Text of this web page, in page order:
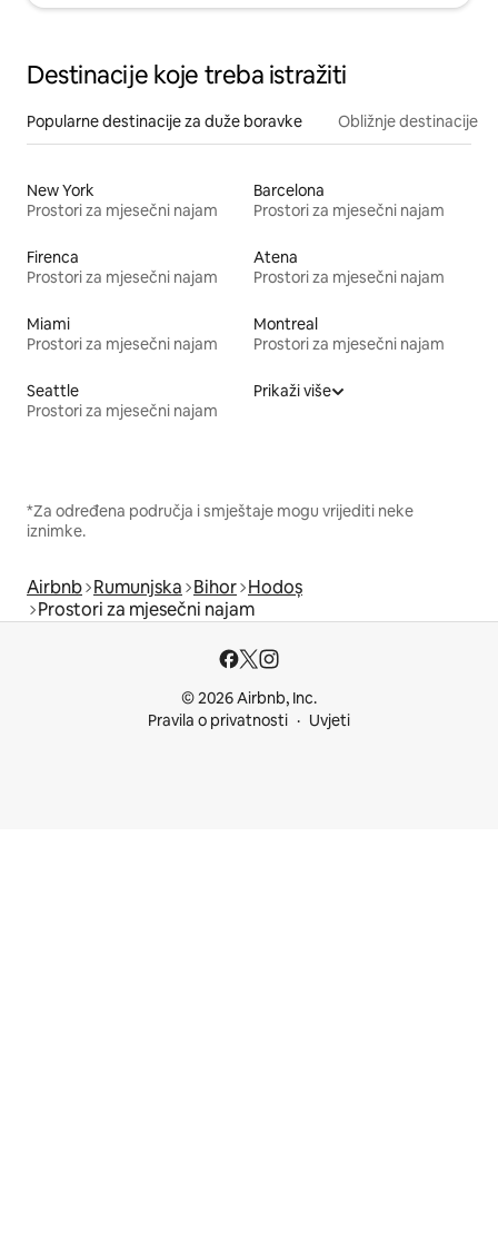
Destinacije koje treba istražiti
Popularne destinacije za duže boravke Obližnje destinacije
New York
Prostori za mjesečni najam
Barcelona
Prostori za mjesečni najam
Firenca
Prostori za mjesečni najam
Atena
Prostori za mjesečni najam
Miami
Prostori za mjesečni najam
Montreal
Prostori za mjesečni najam
Seattle
Prostori za mjesečni najam
Prikaži više
*Za određena područja i smještaje mogu vrijediti neke
iznimke.
Airbnb Rumunjska Bihor Hodoș
Prostori za mjesečni najam
© 2026 Airbnb, Inc.
Pravila o privatnosti
Uvjeti